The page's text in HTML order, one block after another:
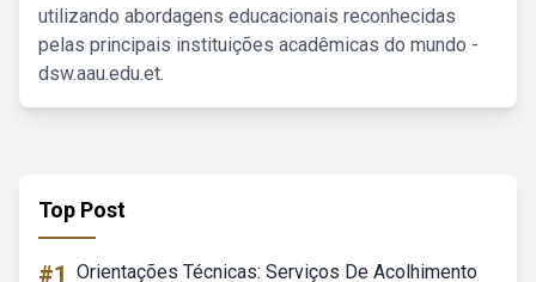
utilizando abordagens educacionais reconhecidas
pelas principais instituições acadêmicas do mundo -
dsw.aau.edu.et.
Top Post
#1 Orientações Técnicas: Serviços De Acolhimento